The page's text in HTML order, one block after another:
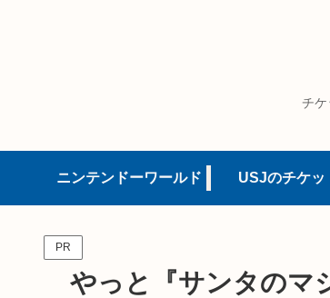
チケ
ニンテンドーワールド USJのチケッ
PR
やっと『サンタのマ